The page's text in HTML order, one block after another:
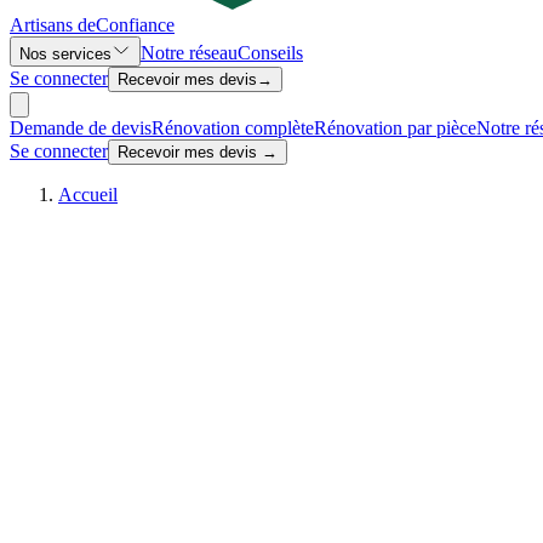
Artisans deConfiance
Nos services Notre réseauConseils
Se connecter
Recevoir mes devis →
Demande de devisRénovation complèteRénovation par pièceNotre
Se connecter
Recevoir mes devis →
Accueil